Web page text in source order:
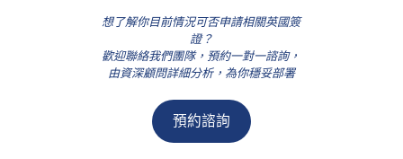
想了解你目前情況可否申請相關英國簽
證？
歡迎聯絡我們團隊，預約一對一諮詢，
由資深顧問詳細分析，為你穩妥部署
預約諮詢